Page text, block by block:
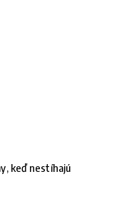
keď nestíhajú